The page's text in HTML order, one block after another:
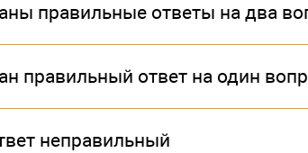
правильные ответы на два
правильный ответ на один
неправильный